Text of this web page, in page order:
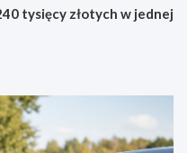
tysięcy złotych w jednej